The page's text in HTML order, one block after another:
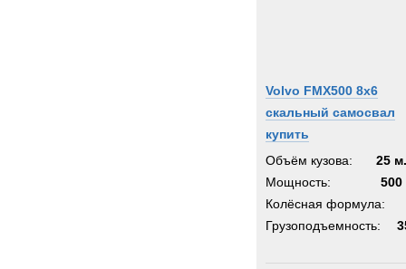
Volvo FMX500 8x6
скальный самосвал
купить
Объём кузова:
25
Мощность:
500
Колёсная формула:
Грузоподъемность: